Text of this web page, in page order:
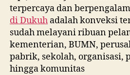
terpercaya dan
diDukuh adalah konveksi
sudah melayani ribuan
kementerian, BUMN,
pabrik, sekolah, organisasi,
hingga komunitas